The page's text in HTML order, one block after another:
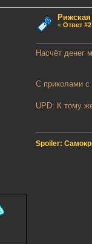
« Ответ #2
Насчёт денег
С приколами с
UPD: К тому
Spoiler: